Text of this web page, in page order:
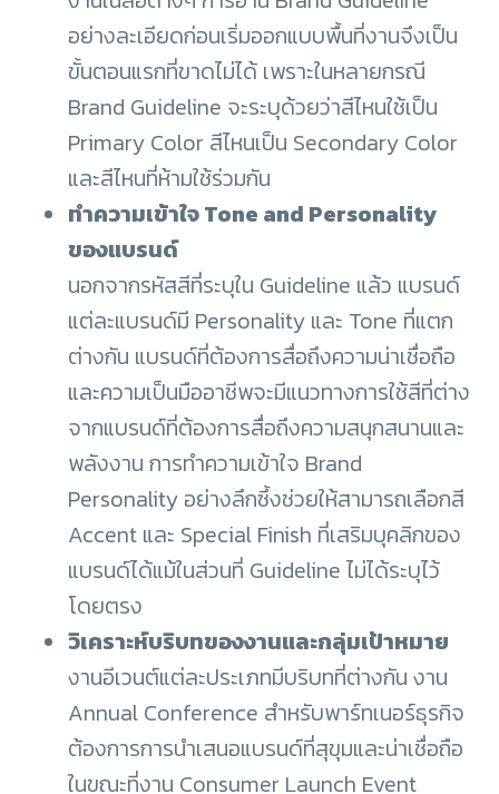
อย่างละเอียดก่อนเริ่มออกแบบพื้นที่งานจึงเป็น
ขั้นตอนแรกที่ขาดไม่ได้ เพราะในหลายกรณี
Brand Guideline จะระบุด้วยว่าสีไหนใช้เป็น
Primary Color สีไหนเป็น Secondary Color
และสีไหนที่ห้ามใช้ร่วมกัน
ทำความเข้าใจ Tone and Personality
ของแบรนด์
นอกจากรหัสสีที่ระบุใน Guideline แล้ว แบรนด์
แต่ละแบรนด์มี Personality และ Tone ที่แตก
ต่างกัน แบรนด์ที่ต้องการสื่อถึงความน่าเชื่อถือ
และความเป็นมืออาชีพจะมีแนวทางการใช้สีที่ต่าง
จากแบรนด์ที่ต้องการสื่อถึงความสนุกสนานและ
พลังงาน การทำความเข้าใจ Brand
Personality อย่างลึกซึ้งช่วยให้สามารถเลือกสี
Accent และ Special Finish ที่เสริมบุคลิกของ
แบรนด์ได้แม้ในส่วนที่ Guideline ไม่ได้ระบุไว้
โดยตรง
วิเคราะห์บริบทของงานและกลุ่มเป้าหมาย
งานอีเวนต์แต่ละประเภทมีบริบทที่ต่างกัน งาน
Annual Conference สำหรับพาร์ทเนอร์ธุรกิจ
ต้องการการนำเสนอแบรนด์ที่สุขุมและน่าเชื่อถือ
ในขณะที่งาน Consumer Launch Event